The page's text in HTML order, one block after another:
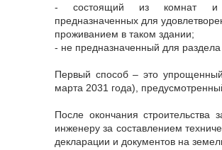
- состоящий из комнат и
предназначенных для
проживанием в таком здании;
- не предназначенный для
Первый способ – это
марта 2031 года),
После окончания строительства
инженеру за составлением
декларации и документов на